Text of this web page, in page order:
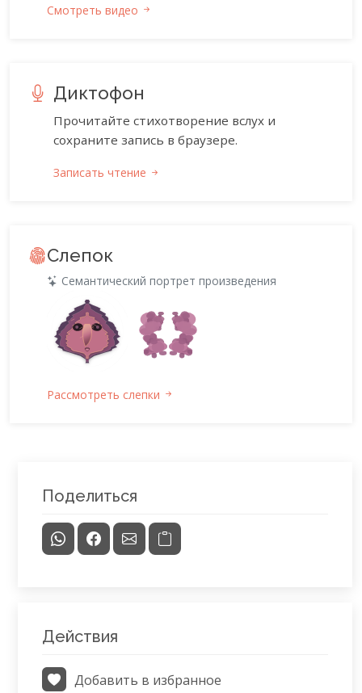
Смотреть видео
Диктофон
Прочитайте стихотворение вслух и
сохраните запись в браузере.
Записать чтение
Слепок
Семантический портрет произведения
Рассмотреть слепки
Поделиться
Действия
Добавить в избранное